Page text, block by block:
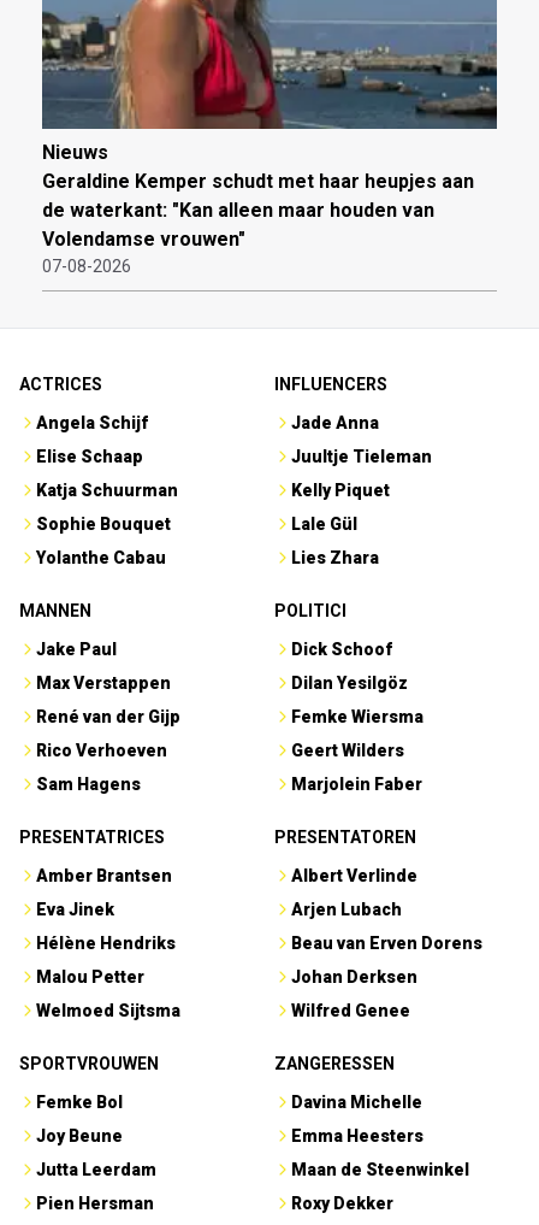
Nieuws
Geraldine Kemper schudt met haar heupjes aan
de waterkant: "Kan alleen maar houden van
Volendamse vrouwen"
07-08-2026
ACTRICES
Angela Schijf
Elise Schaap
Katja Schuurman
Sophie Bouquet
Yolanthe Cabau
INFLUENCERS
Jade Anna
Juultje Tieleman
Kelly Piquet
Lale Gül
Lies Zhara
MANNEN
Jake Paul
Max Verstappen
René van der Gijp
Rico Verhoeven
Sam Hagens
POLITICI
Dick Schoof
Dilan Yesilgöz
Femke Wiersma
Geert Wilders
Marjolein Faber
PRESENTATRICES
Amber Brantsen
Eva Jinek
Hélène Hendriks
Malou Petter
Welmoed Sijtsma
PRESENTATOREN
Albert Verlinde
Arjen Lubach
Beau van Erven Dorens
Johan Derksen
Wilfred Genee
SPORTVROUWEN
Femke Bol
Joy Beune
Jutta Leerdam
Pien Hersman
ZANGERESSEN
Davina Michelle
Emma Heesters
Maan de Steenwinkel
Roxy Dekker